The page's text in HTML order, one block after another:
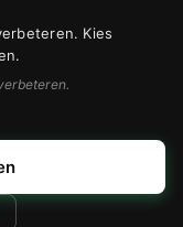
Kies